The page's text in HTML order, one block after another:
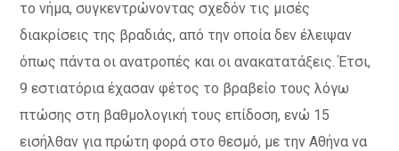
το νήμα, συγκεντρώνοντας σχεδόν τις μισές
διακρίσεις της βραδιάς, από την οποία δεν έλειψαν
όπως πάντα οι ανατροπές και οι ανακατατάξεις. Έτσι,
9 εστιατόρια έχασαν φέτος το βραβείο τους λόγω
πτώσης στη βαθμολογική τους επίδοση, ενώ 15
εισήλθαν για πρώτη φορά στο θεσμό, με την Αθήνα να